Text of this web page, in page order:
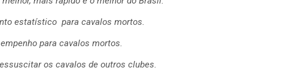
estatístico para cavalos mortos.
para cavalos mortos.
os cavalos de outros clubes.